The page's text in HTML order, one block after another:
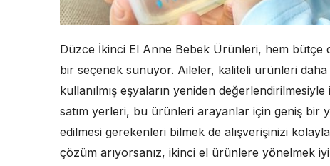
Düzce İkinci El Anne Bebek Ürünleri, hem bütçe
bir seçenek sunuyor. Aileler, kaliteli ürünleri
kullanılmış eşyaların yeniden
satım yerleri, bu ürünleri arayanlar için geniş
edilmesi gerekenleri bilmek de alışverişinizi
çözüm arıyorsanız, ikinci el ürünlere yönelmek